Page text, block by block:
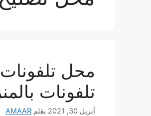
تلفونات
أبريل 30, 2021 بقلم AMAAR